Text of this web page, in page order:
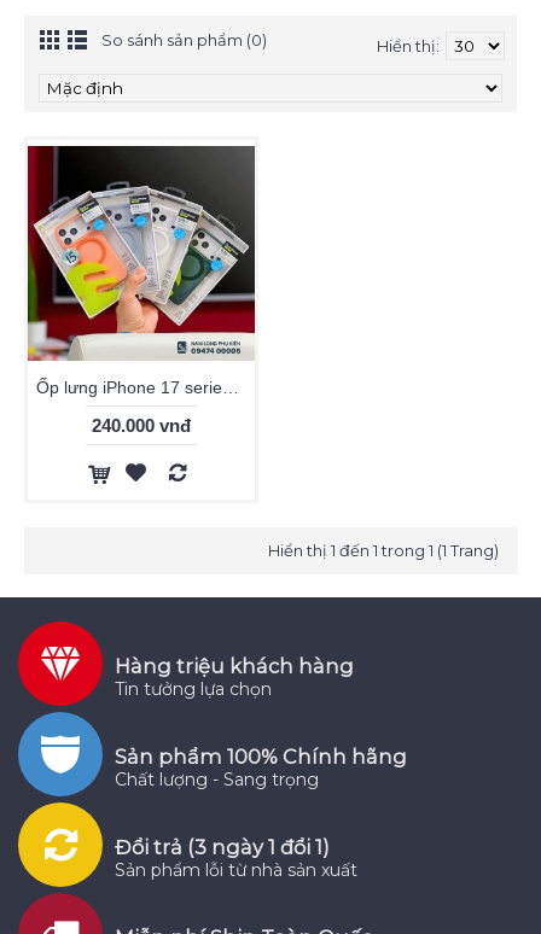
So sánh sản phẩm (0) Hiển thị:
240.000 vnđ
Hiển thị 1 đến 1 trong 1 (1 Trang)
Hàng triệu khách hàng
Tin tưởng lựa chọn
Sản phẩm 100% Chính hãng
Chất lượng - Sang trọng
Đổi trả (3 ngày 1 đổi 1)
Sản phẩm lỗi từ nhà sản xuất